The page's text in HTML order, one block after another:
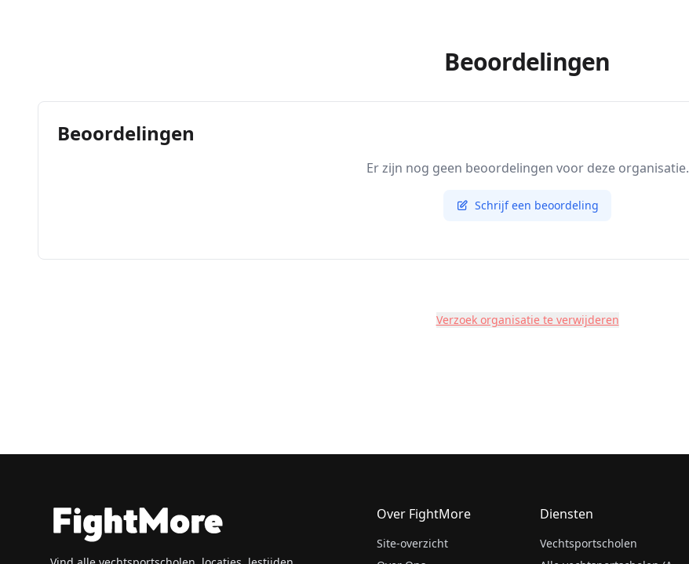
Beoordelingen
Beoordelingen
Er zijn nog geen beoordelingen voor deze organisatie.
Schrijf een beoordeling
Verzoek organisatie te verwijderen
Over FightMore
Site-overzicht
Diensten
Vechtsportscholen